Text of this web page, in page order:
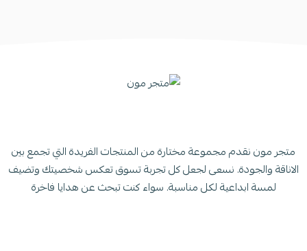
متجر مون نقدم مجموعة مختارة من المنتجات الفريدة التي تجمع بين
الاناقة والجودة. نسعى لجعل كل تجربة تسوق تعكس شخصيتك وتضيف
لمسة ابداعية لكل مناسبة. سواء كنت تبحث عن هدايا فاخرة